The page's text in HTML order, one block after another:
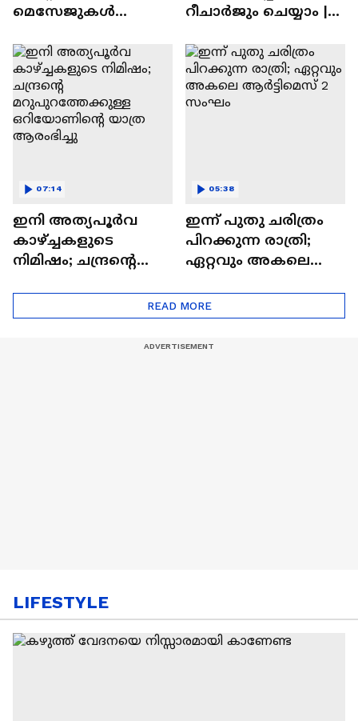
മെസേജുകള്‍
WhatsApp | Tech Talk
റീചാർജും ചെയ്യാം |
Tech Talk
ഇനി അത്യപൂര്‍വ
കാഴ്ച്ചകളുടെ
നിമിഷം; ചന്ദ്രന്റെ
ഒറിയോണിന്റെ യാത്ര
ആരംഭിച്ചു
07:14
ഇന്ന് പുതു ചരിത്രം
പിറക്കുന്ന രാത്രി;
ഏറ്റവും അകലെ
05:38
READ MORE
LIFESTYLE